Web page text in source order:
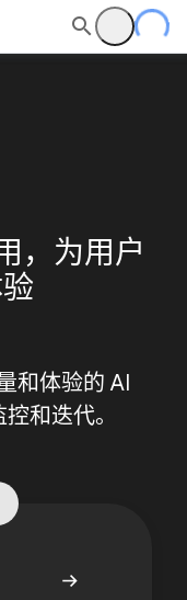
，为用户
和体验的 AI
和迭代。